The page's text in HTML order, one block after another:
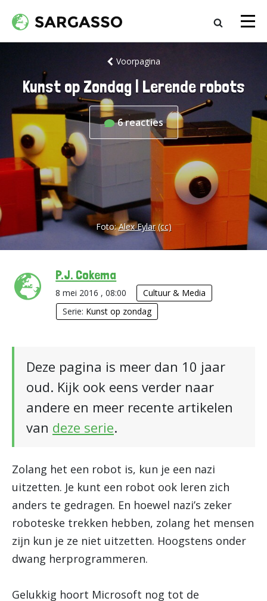
Voorpagina
Kunst op Zondag | Lerende robots
6reacties
Foto:Alex Eylar (cc)
P.J. Cokema
8 mei 2016 , 08:00
Cultuur & Media
Serie: Kunst op zondag
Deze pagina is meer dan 10 jaar
oud. Kijk ook eens verder naar
andere en meer recente artikelen
van deze serie.
Zolang het een robot is, kun je een nazi
uitzetten. Je kunt een robot ook leren zich
anders te gedragen. En hoewel nazi’s zeker
roboteske trekken hebben, zolang het mensen
zijn kun je ze niet uitzetten. Hoogstens onder
dwang herprogrammeren.
Gelukkig hoort Microsoft nog tot de